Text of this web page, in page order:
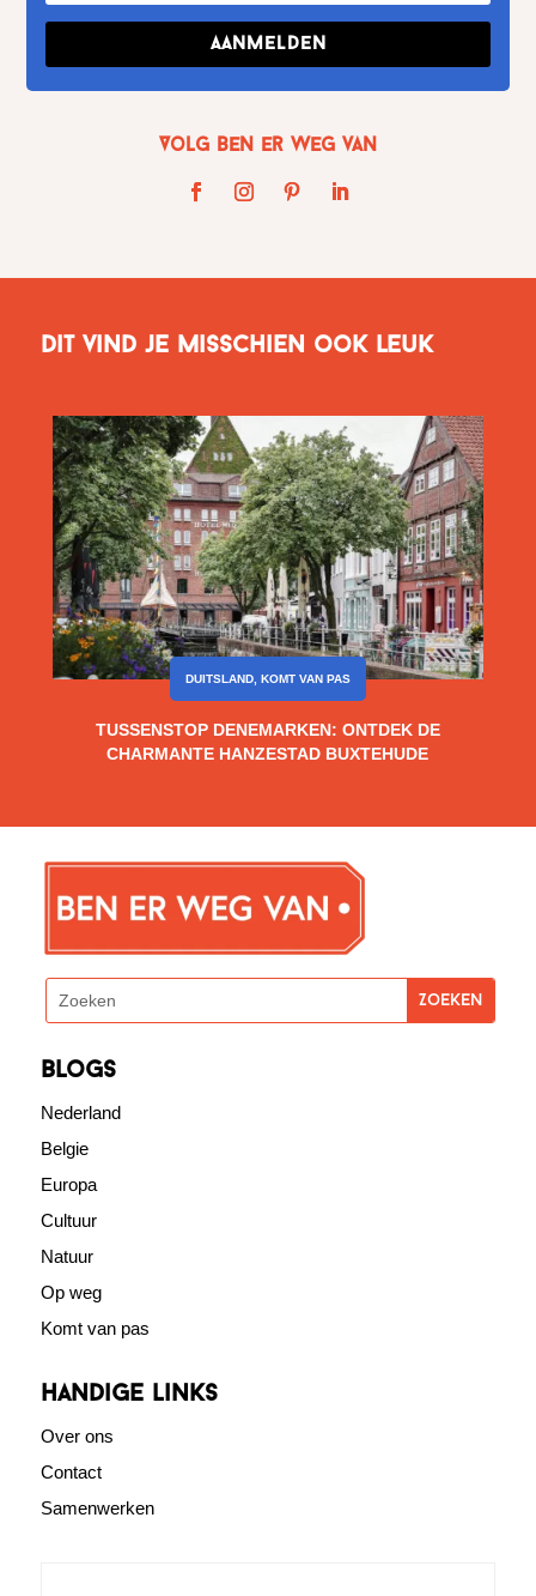
Aanmelden
Volg Ben er weg van
Dit vind je misschien ook leuk
TUSSENSTOP DENEMARKEN: ONTDEK DE
CHARMANTE HANZESTAD BUXTEHUDE
DUITSLAND, KOMT VAN PAS
blogs
Nederland
Belgie
Europa
Cultuur
Natuur
Op weg
Komt van pas
Handige links
Over ons
Contact
Samenwerken